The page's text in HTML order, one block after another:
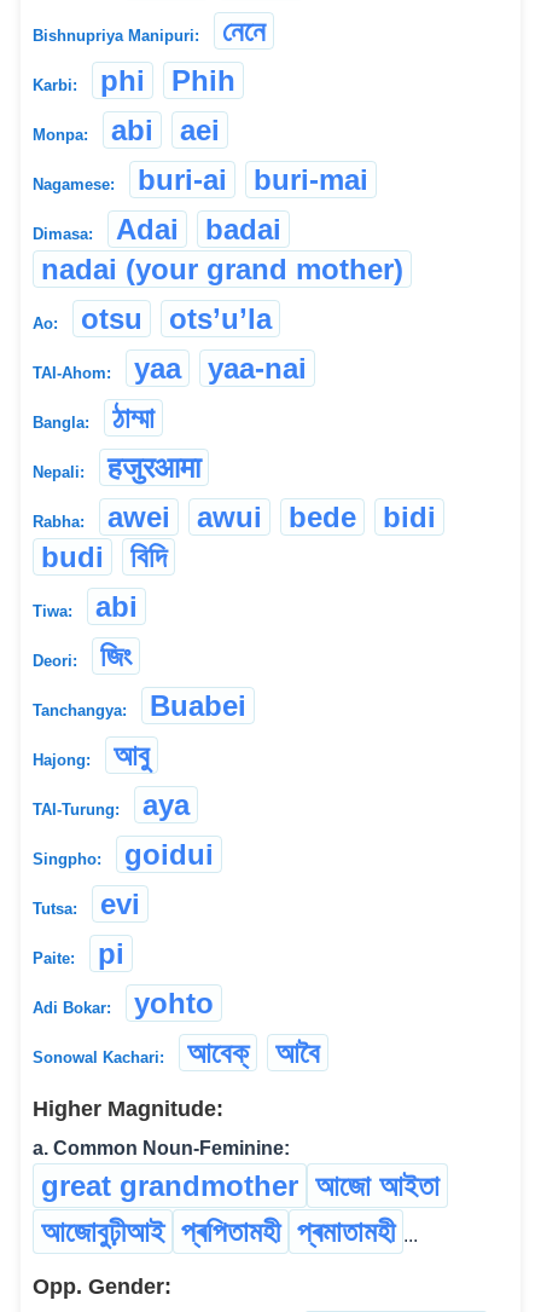
Bishnupriya Manipuri: নেনে
Karbi: phi Phih
Monpa: abi aei
Nagamese: buri-ai buri-mai
Dimasa: Adai
badai
nadai (your grand mother)
Ao: otsu ots’u’la
TAI-Ahom: yaa yaa-nai
Bangla: ঠাম্মা
Nepali: हजुरआमा
Rabha: awei awui bede
bidi
budi
বিদি
Tiwa: abi
Deori: জিং
Tanchangya: Buabei
Hajong: আবু
TAI-Turung: aya
Singpho: goidui
Tutsa: evi
Paite: pi
Adi Bokar: yohto
Sonowal Kachari: আবেক্ আবৈ
Higher Magnitude:
a. Common Noun-Feminine:
great grandmother আজো আইতা
আজোবুঢ়ীআই প্ৰপিতামহী প্ৰমাতামহী ...
Opp. Gender: